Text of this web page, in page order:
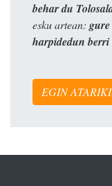
behar du
esku artean:
harpidedun berri
EGIN